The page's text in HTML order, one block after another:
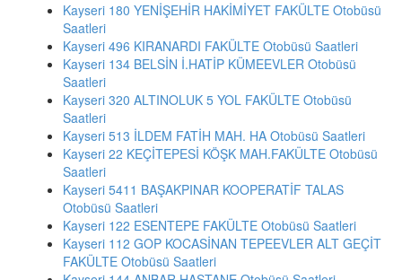
Kayseri 180 YENİŞEHİR HAKİMİYET FAKÜLTE Otobüsü
Saatleri
Kayseri 496 KIRANARDI FAKÜLTE Otobüsü Saatleri
Kayseri 134 BELSİN İ.HATİP KÜMEEVLER Otobüsü
Saatleri
Kayseri 320 ALTINOLUK 5 YOL FAKÜLTE Otobüsü
Saatleri
Kayseri 513 İLDEM FATİH MAH. HA Otobüsü Saatleri
Kayseri 22 KEÇİTEPESİ KÖŞK MAH.FAKÜLTE Otobüsü
Saatleri
Kayseri 5411 BAŞAKPINAR KOOPERATİF TALAS
Otobüsü Saatleri
Kayseri 122 ESENTEPE FAKÜLTE Otobüsü Saatleri
Kayseri 112 GOP KOCASİNAN TEPEEVLER ALT GEÇİT
FAKÜLTE Otobüsü Saatleri